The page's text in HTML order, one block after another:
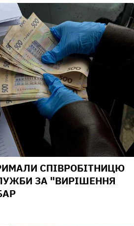
СПІВРОБІТНИЦЮ
ЗА "ВИРІШЕННЯ